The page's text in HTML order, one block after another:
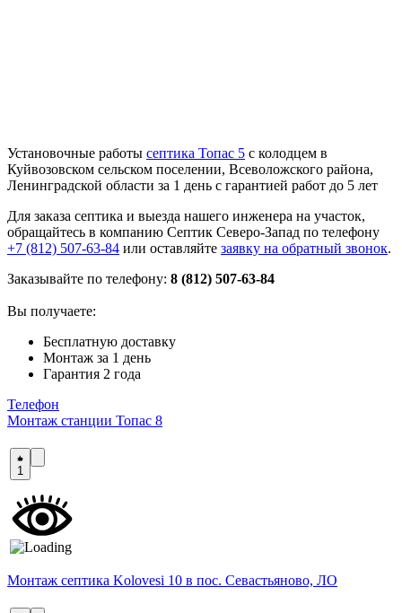
Установочные работы септика Топас 5 с колодцем в
Куйвозовском сельском поселении, Всеволожского района,
Ленинградской области за 1 день с гарантией работ до 5 лет
Для заказа септика и выезда нашего инженера на участок,
обращайтесь в компанию Септик Северо-Запад по телефону
+7 (812) 507-63-84 или оставляйте заявку на обратный звонок.
Заказывайте по телефону: 8 (812) 507-63-84
Вы получаете:
Бесплатную доставку
Монтаж за 1 день
Гарантия 2 года
Телефон
Монтаж станции Топас 8
1
Монтаж септика Kolovesi 10 в пос. Севастьяново, ЛО